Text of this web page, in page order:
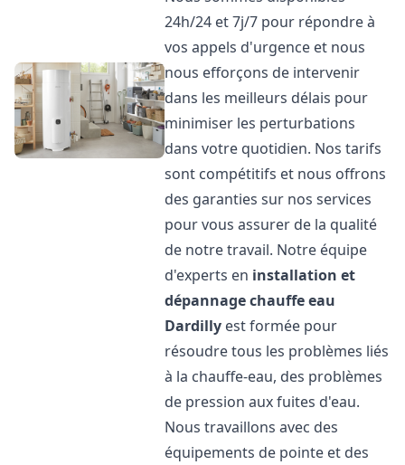
24h/24 et 7j/7 pour répondre à
vos appels d'urgence et nous
nous efforçons de intervenir
dans les meilleurs délais pour
minimiser les perturbations
dans votre quotidien. Nos tarifs
sont compétitifs et nous offrons
des garanties sur nos services
pour vous assurer de la qualité
de notre travail. Notre équipe
d'experts en installation et
dépannage chauffe eau
Dardilly est formée pour
résoudre tous les problèmes liés
à la chauffe-eau, des problèmes
de pression aux fuites d'eau.
Nous travaillons avec des
équipements de pointe et des